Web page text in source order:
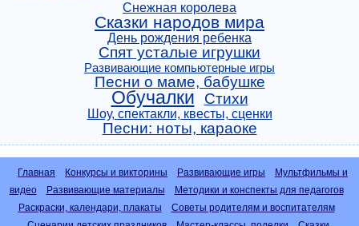
Снежная королева
Сказки народов мира
День рождения ребенка
Спят усталые игрушки
Развивающие компьютерные игры
Песни о маме, бабушке
Обучалки Стихи
Шоу, спектакли, квесты, сценки
Песни: ноты, караоке
Главная Конкурсы и викторины Развивающие игры
Мультфильмы и
видео
Развивающие материалы
Методики и конспекты для педагогов
Раскраски, календари, плакаты
Советы родителям и воспитателям